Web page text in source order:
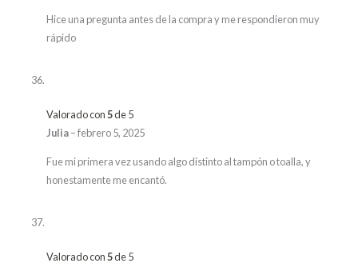
Hice una pregunta antes de la compra y me respondieron muy
rápido
Valorado con5de 5
Julia– febrero 5, 2025
Fue mi primera vez usando algo distinto al tampón o toalla, y
honestamente me encantó.
Valorado con5de 5